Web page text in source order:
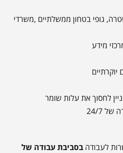
גופי בטחון ממשלתיים ,משרדי
לחסוך את עלות שומר
24/7
לעבודה בסביבת עבודה של